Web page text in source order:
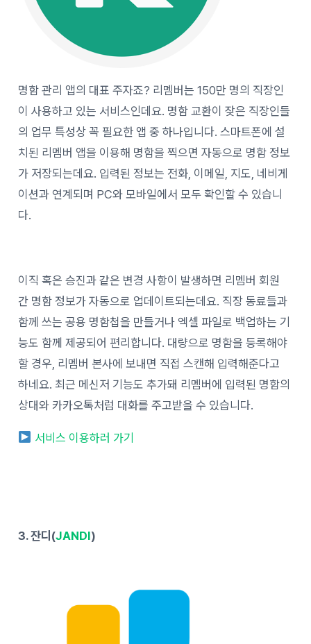
명함 관리 앱의 대표 주자죠? 리멤버는 150만 명의 직장인
이 사용하고 있는 서비스인데요. 명함 교환이 잦은 직장인들
의 업무 특성상 꼭 필요한 앱 중 하나입니다. 스마트폰에 설
치된 리멤버 앱을 이용해 명함을 찍으면 자동으로 명함 정보
가 저장되는데요. 입력된 정보는 전화, 이메일, 지도, 네비게
이션과 연계되며 PC와 모바일에서 모두 확인할 수 있습니
다.
이직 혹은 승진과 같은 변경 사항이 발생하면 리멤버 회원
간 명함 정보가 자동으로 업데이트되는데요. 직장 동료들과
함께 쓰는 공용 명함첩을 만들거나 엑셀 파일로 백업하는 기
능도 함께 제공되어 편리합니다. 대량으로 명함을 등록해야
할 경우, 리멤버 본사에 보내면 직접 스캔해 입력해준다고
하네요. 최근 메신저 기능도 추가돼 리멤버에 입력된 명함의
상대와 카카오톡처럼 대화를 주고받을 수 있습니다.
서비스 이용하러 가기
3. 잔디(JANDI)